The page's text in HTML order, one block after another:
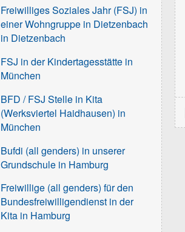
Freiwilliges Soziales Jahr (FSJ) in
einer Wohngruppe in Dietzenbach
in Dietzenbach
FSJ in der Kindertagesstätte in
München
BFD / FSJ Stelle in Kita
(Werksviertel Haidhausen) in
München
Bufdi (all genders) in unserer
Grundschule in Hamburg
Freiwillige (all genders) für den
Bundesfreiwilligendienst in der
Kita in Hamburg